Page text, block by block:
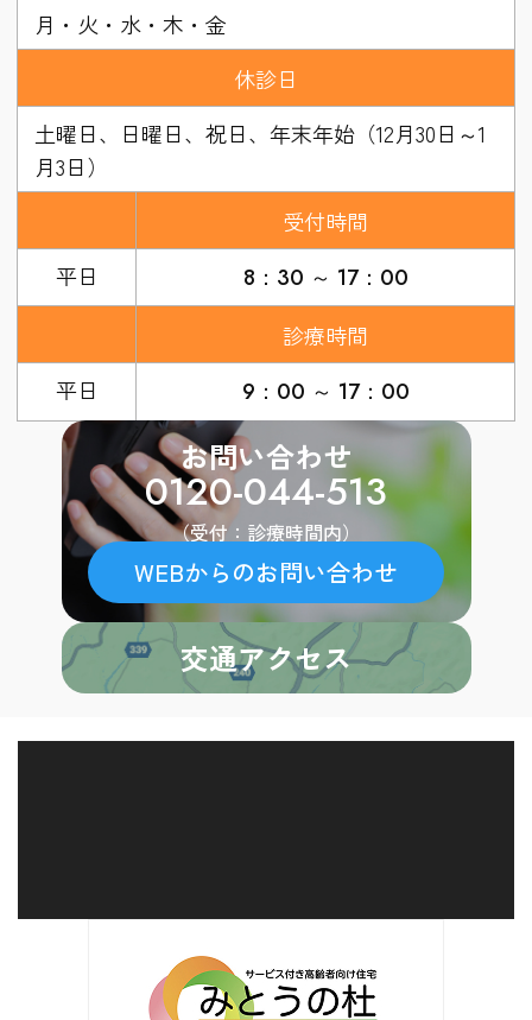
月・火・水・木・金
休診日
土曜日、日曜日、祝日、年末年始（12月30日～1
月3日）
平日
受付時間
8：30 ～ 17：00
平日
診療時間
9：00 ～ 17：00
お問い合わせ
0120-044-513
（受付：診療時間内）
WEBからのお問い合わせ
交通アクセス